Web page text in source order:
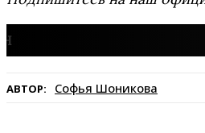
АВТОР: Софья Шоникова